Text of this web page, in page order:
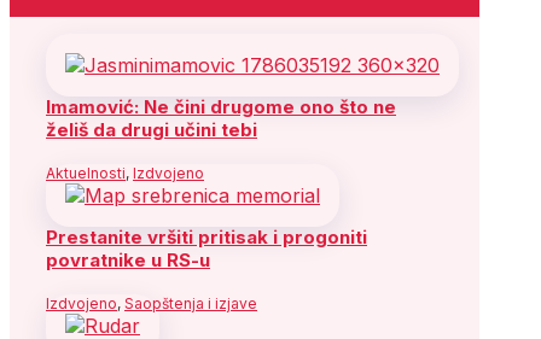
Imamović: Ne čini drugome ono što ne
želiš da drugi učini tebi
Aktuelnosti, Izdvojeno
Prestanite vršiti pritisak i progoniti
povratnike u RS-u
Izdvojeno, Saopštenja i izjave